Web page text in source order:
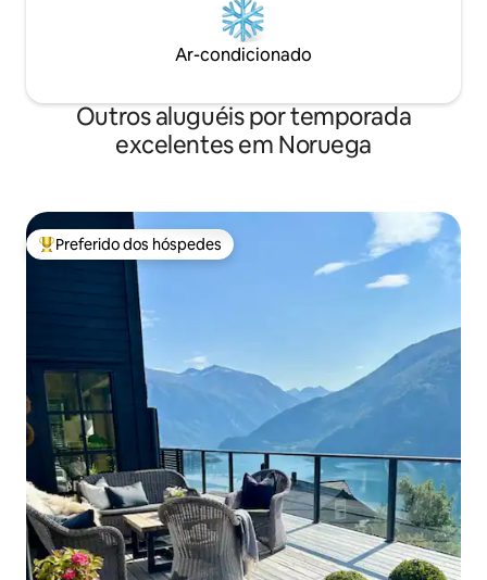
Ar-condicionado
Outros aluguéis por temporada
excelentes em Noruega
Entre os melhores preferidos dos hóspedes
Preferido dos hóspedes